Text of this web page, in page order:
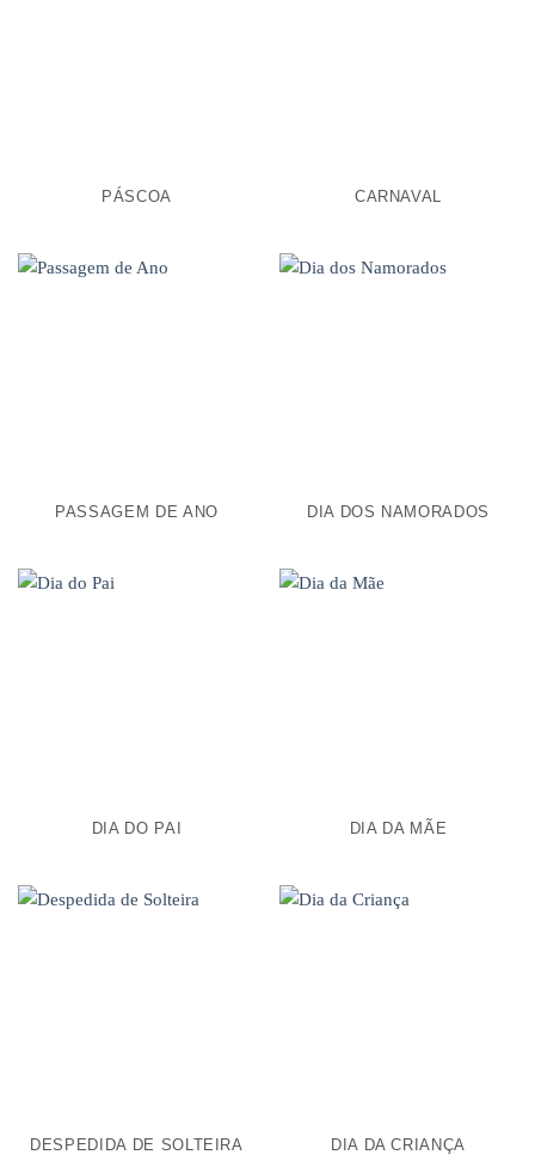
PÁSCOA CARNAVAL
PASSAGEM DE ANO DIA DOS NAMORADOS
DIA DO PAI DIA DA MÃE
DESPEDIDA DE SOLTEIRA DIA DA CRIANÇA